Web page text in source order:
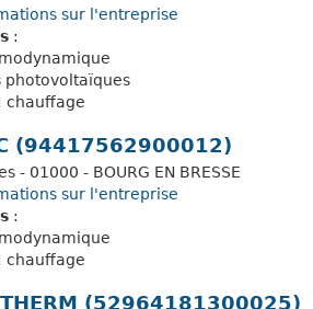
sur l'entreprise
:
photovoltaïques
chauffage
(94417562900012)
- 01000 - BOURG EN BRESSE
sur l'entreprise
:
chauffage
(52964181300025)